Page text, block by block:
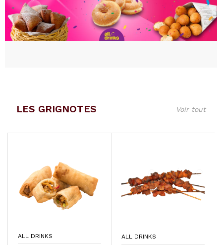
LES GRIGNOTES Voir tout
ALL DRINKS ALL DRINKS